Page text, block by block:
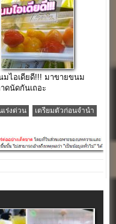
มไอเดียดี!!! มาขายขนม
ดนัดกันเถอะ
เร่งด่วน
เตรียมตัวก่อนจำนำ